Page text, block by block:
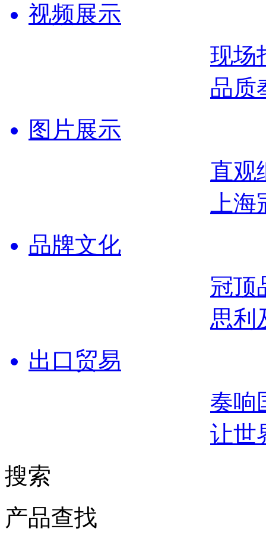
视频展示
现场
品质
图片展示
直观
上
品牌文化
冠顶
思利
出口贸易
奏响
让世
搜索
产品查找